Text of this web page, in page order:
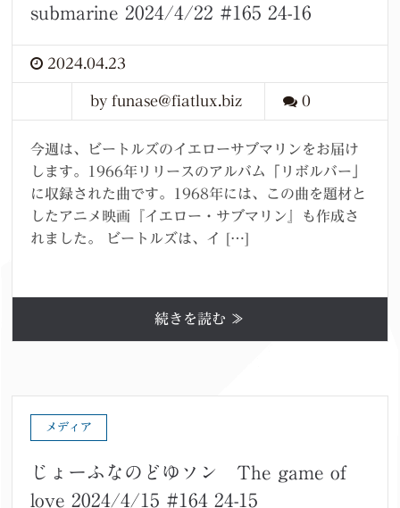
submarine 2024/4/22 #165 24-16
2024.04.23
by funase@fiatlux.biz 0
今週は、ビートルズのイエローサブマリンをお届け
します。1966年リリースのアルバム「リボルバー」
に収録された曲です。1968年には、この曲を題材と
したアニメ映画『イエロー・サブマリン』も作成さ
れました。 ビートルズは、イ […]
続きを読む ≫
メディア
じょーふなのどゆソン The game of
love 2024/4/15 #164 24-15